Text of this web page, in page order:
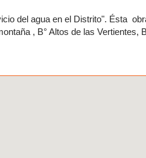
del agua en el Distrito". Ésta
, B° Altos de las Vertientes,